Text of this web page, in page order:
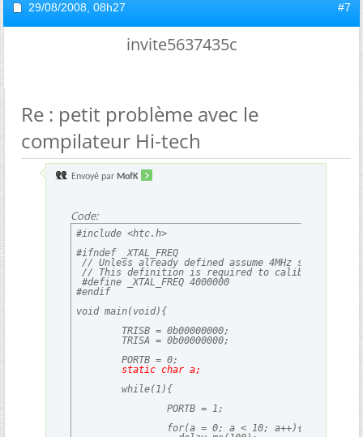
29/08/2008, 08h27 #7
invite5637435c
Re : petit problème avec le
compilateur Hi-tech
Envoyé par MofK
Code:
#include <htc.h>
#ifndef _XTAL_FREQ
// Unless already defined assume 4MHz system
// This definition is required to calibrate
#define _XTAL_FREQ 4000000
#endif
void main(void){
static char a;